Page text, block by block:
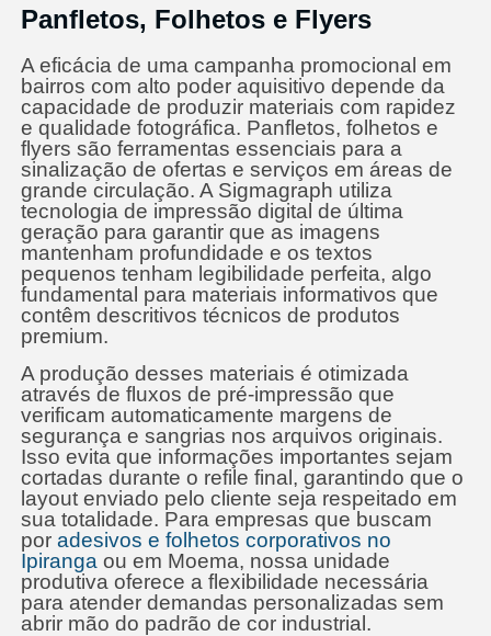
Panfletos, Folhetos e Flyers
A eficácia de uma campanha promocional em
bairros com alto poder aquisitivo depende da
capacidade de produzir materiais com rapidez
e qualidade fotográfica. Panfletos, folhetos e
flyers são ferramentas essenciais para a
sinalização de ofertas e serviços em áreas de
grande circulação. A Sigmagraph utiliza
tecnologia de impressão digital de última
geração para garantir que as imagens
mantenham profundidade e os textos
pequenos tenham legibilidade perfeita, algo
fundamental para materiais informativos que
contêm descritivos técnicos de produtos
premium.
A produção desses materiais é otimizada
através de fluxos de pré-impressão que
verificam automaticamente margens de
segurança e sangrias nos arquivos originais.
Isso evita que informações importantes sejam
cortadas durante o refile final, garantindo que o
layout enviado pelo cliente seja respeitado em
sua totalidade. Para empresas que buscam
por adesivos e folhetos corporativos no
Ipiranga ou em Moema, nossa unidade
produtiva oferece a flexibilidade necessária
para atender demandas personalizadas sem
abrir mão do padrão de cor industrial.